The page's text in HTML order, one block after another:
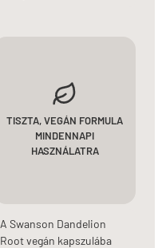
TISZTA, VEGÁN FORMULA
MINDENNAPI
HASZNÁLATRA
A Swanson Dandelion
Root vegán kapszulába